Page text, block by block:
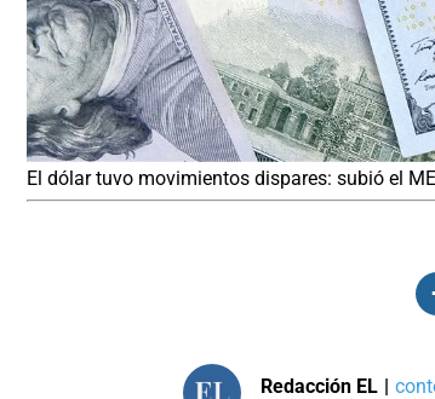
El dólar tuvo movimientos dispares: subió el
Redacción EL |